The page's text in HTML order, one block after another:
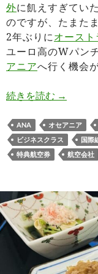
外に飢えすぎてい
のですが、たまたま
2年ぶりにオースト
ユーロ高のWパン
アニアへ行く機会
続きを読む ANAビ
→
ANA オセアニア
ビジネスクラス
国際
特典航空券
航空会社